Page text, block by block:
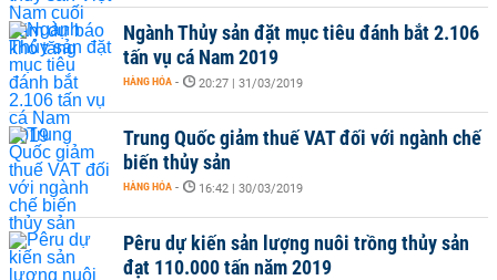
Ngành Thủy sản đặt mục tiêu đánh bắt 2.106
tấn vụ cá Nam 2019
HÀNG HÓA - 20:27 | 31/03/2019
Trung Quốc giảm thuế VAT đối với ngành chế
biến thủy sản
HÀNG HÓA - 16:42 | 30/03/2019
Pêru dự kiến sản lượng nuôi trồng thủy sản
đạt 110.000 tấn năm 2019